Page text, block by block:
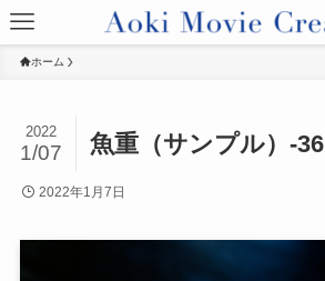
ホーム
魚重（サンプル）-36
2022
1/07
2022年1月7日